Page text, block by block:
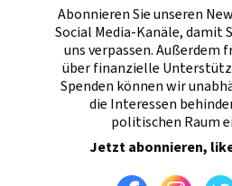
Abonnieren Sie unseren
Social Media-Kanäle, damit
uns verpassen. Außerdem
über finanzielle
Spenden können wir
die Interessen
politischen Raum
Jetzt abonnieren,